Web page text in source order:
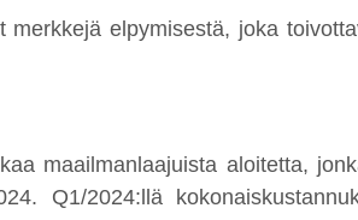
elpymisestä, joka
maailmanlaajuista aloitetta,
Q1/2024:llä